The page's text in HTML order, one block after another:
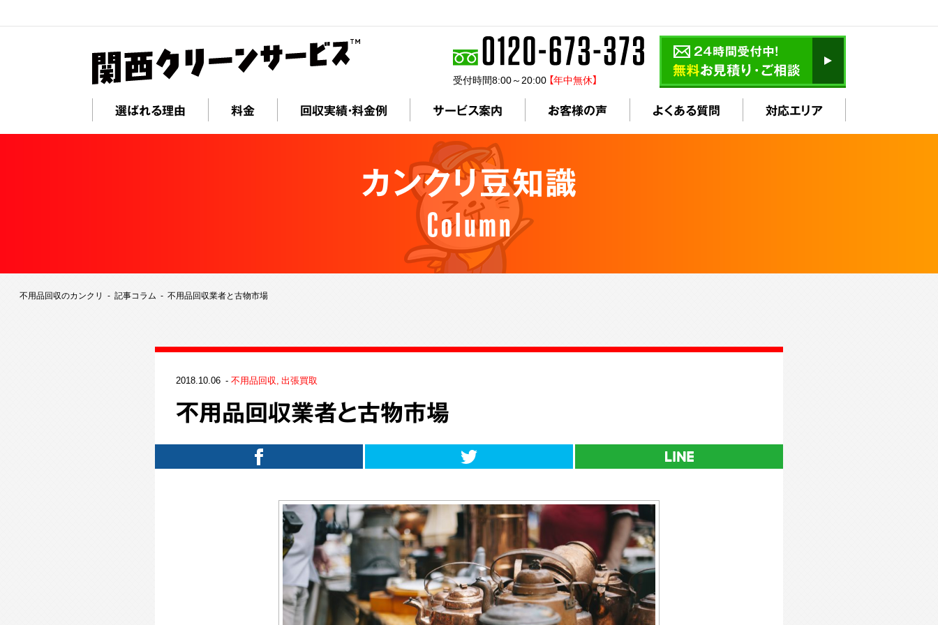
受付時間8:00～20:00 【年中無休】
選ばれる理由 料金 回収実績・料金例 サービス案内 お客様の声 よくある質問 対応エリア
カンクリ豆知識
Column
不用品回収のカンクリ 記事コラム 不用品回収業者と古物市場
2018.10.06 不用品回収 出張買取
不用品回収業者と古物市場